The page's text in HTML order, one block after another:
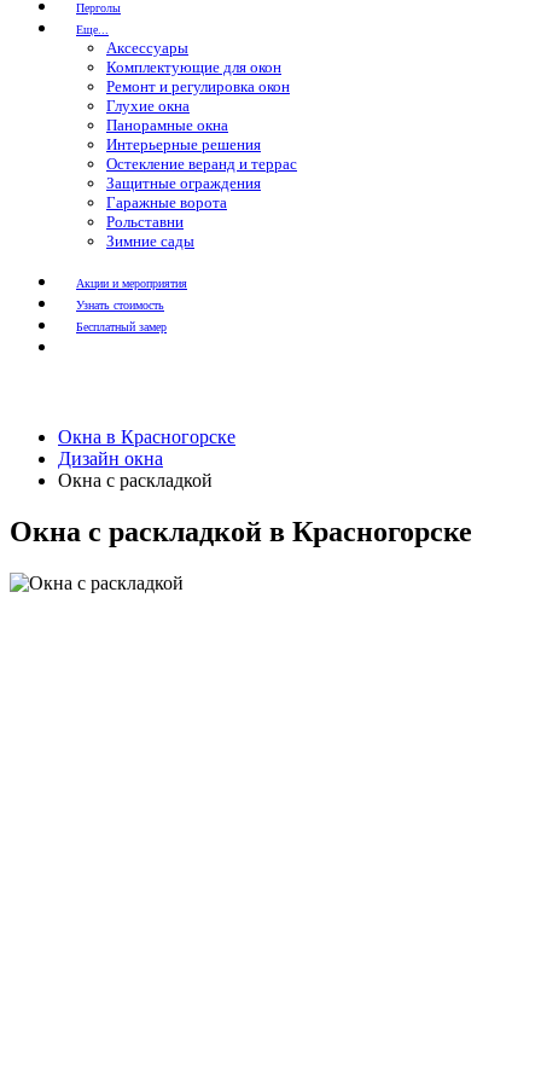
Перголы
Еще...
Аксессуары
Комплектующие для окон
Ремонт и регулировка окон
Глухие окна
Панорамные окна
Интерьерные решения
Остекление веранд и террас
Защитные ограждения
Гаражные ворота
Рольставни
Зимние сады
Акции и мероприятия
Узнать стоимость
Бесплатный замер
Окна в Красногорске
Дизайн окна
Окна с раскладкой
Окна с раскладкой в Красногорске